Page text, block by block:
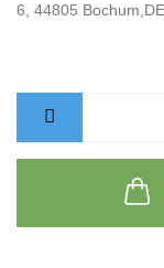
6, 44805